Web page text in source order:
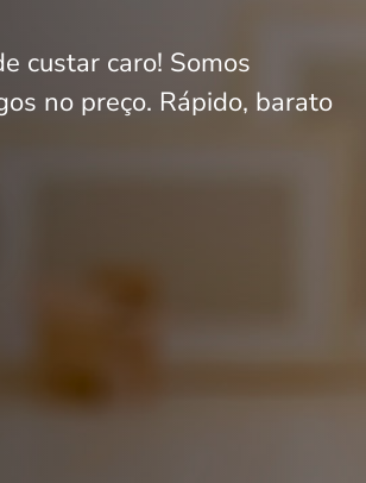
custar caro! Somos
no preço. Rápido, barato